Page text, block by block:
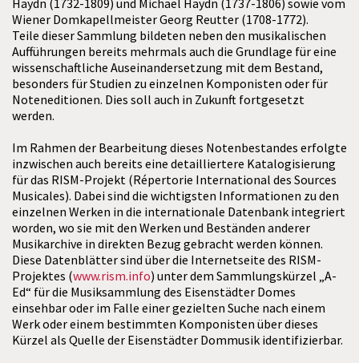
Haydn (1732-1809) und Michael Haydn (1737-1806) sowie vom
Wiener Domkapellmeister Georg Reutter (1708-1772).
Teile dieser Sammlung bildeten neben den musikalischen
Aufführungen bereits mehrmals auch die Grundlage für eine
wissenschaftliche Auseinandersetzung mit dem Bestand,
besonders für Studien zu einzelnen Komponisten oder für
Noteneditionen. Dies soll auch in Zukunft fortgesetzt
werden.
Im Rahmen der Bearbeitung dieses Notenbestandes erfolgte
inzwischen auch bereits eine detailliertere Katalogisierung
für das RISM-Projekt (Répertorie International des Sources
Musicales). Dabei sind die wichtigsten Informationen zu den
einzelnen Werken in die internationale Datenbank integriert
worden, wo sie mit den Werken und Beständen anderer
Musikarchive in direkten Bezug gebracht werden können.
Diese Datenblätter sind über die Internetseite des RISM-
Projektes (www.rism.info) unter dem Sammlungskürzel „A-
Ed“ für die Musiksammlung des Eisenstädter Domes
einsehbar oder im Falle einer gezielten Suche nach einem
Werk oder einem bestimmten Komponisten über dieses
Kürzel als Quelle der Eisenstädter Dommusik identifizierbar.